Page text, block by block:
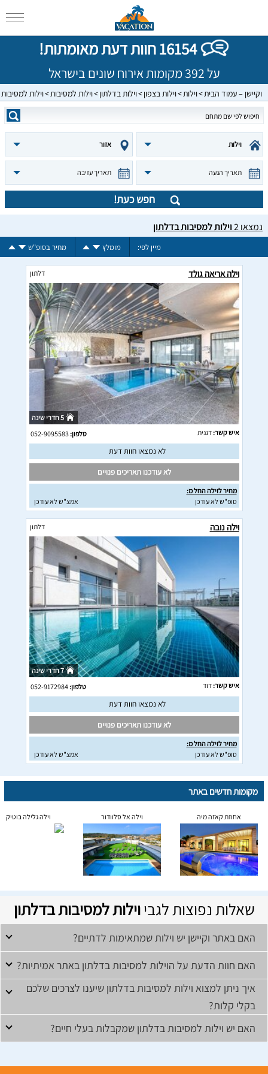
16154 חוות דעת מאומתות!
על 392 מקומות אירוח שונים בישראל
וקיישן – עמוד הבית וילות וילות בצפון וילות בדלתון וילות למסיבות וילות
וילות אזור
תאריך הגעה תאריך עזיבה
חפש כעת!
נמצאו2וילות למסיבות בדלתון
מיין לפי: מומלץ מחיר בסופ"ש
וילה אריאה גולד דלתון
5 חדרי שינה
איש קשר:דגנית טלפון:052-9095583
לא נמצאו חוות דעת
לא עודכנו תאריכים פנויים
מחיר לוילה החל מ:
סופ"ש לא עודכן
אמצ"ש לא עודכן
וילה נובה דלתון
7 חדרי שינה
איש קשר:דוד טלפון:052-9172984
לא נמצאו חוות דעת
לא עודכנו תאריכים פנויים
מחיר לוילה החל מ:
סופ"ש לא עודכן
אמצ"ש לא עודכן
מקומות חדשים באתר
אחוזת קאזה מיה וילה אל סלוודור וילה גלילה בוטיק
שאלות נפוצות לגביוילות למסיבות בדלתון
האם באתר וקיישן יש וילות שמתאימות לדתיים?
האם חוות הדעת על הוילות למסיבות בדלתון באתר אמיתיות?
איך ניתן למצוא וילות למסיבות בדלתון שיענו לצרכים שלכם
בקלי קלות?
האם יש וילות למסיבות בדלתון שמקבלות בעלי חיים?